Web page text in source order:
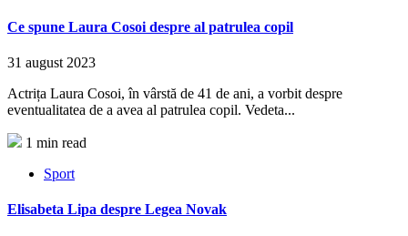
Ce spune Laura Cosoi despre al patrulea copil
31 august 2023
Actrița Laura Cosoi, în vârstă de 41 de ani, a vorbit despre
eventualitatea de a avea al patrulea copil. Vedeta...
1 min read
Sport
Elisabeta Lipa despre Legea Novak